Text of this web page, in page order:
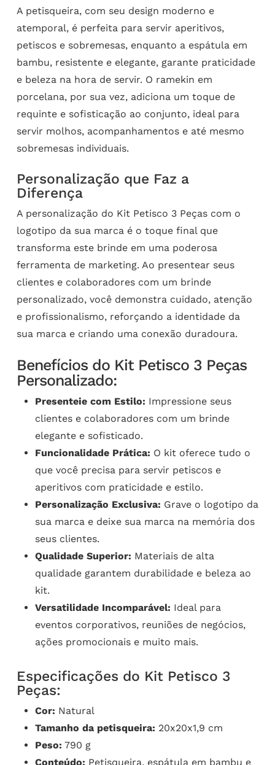
A petisqueira, com seu design moderno e
atemporal, é perfeita para servir aperitivos,
petiscos e sobremesas, enquanto a espátula em
bambu, resistente e elegante, garante praticidade
e beleza na hora de servir. O ramekin em
porcelana, por sua vez, adiciona um toque de
requinte e sofisticação ao conjunto, ideal para
servir molhos, acompanhamentos e até mesmo
sobremesas individuais.
Personalização que Faz a
Diferença
A personalização do Kit Petisco 3 Peças com o
logotipo da sua marca é o toque final que
transforma este brinde em uma poderosa
ferramenta de marketing. Ao presentear seus
clientes e colaboradores com um brinde
personalizado, você demonstra cuidado, atenção
e profissionalismo, reforçando a identidade da
sua marca e criando uma conexão duradoura.
Benefícios do Kit Petisco 3 Peças
Personalizado:
Presenteie com Estilo: Impressione seus
clientes e colaboradores com um brinde
elegante e sofisticado.
Funcionalidade Prática: O kit oferece tudo o
que você precisa para servir petiscos e
aperitivos com praticidade e estilo.
Personalização Exclusiva: Grave o logotipo da
sua marca e deixe sua marca na memória dos
seus clientes.
Qualidade Superior: Materiais de alta
qualidade garantem durabilidade e beleza ao
kit.
Versatilidade Incomparável: Ideal para
eventos corporativos, reuniões de negócios,
ações promocionais e muito mais.
Especificações do Kit Petisco 3
Peças:
Cor: Natural
Tamanho da petisqueira: 20x20x1,9 cm
Peso: 790 g
Conteúdo: Petisqueira, espátula em bambu e